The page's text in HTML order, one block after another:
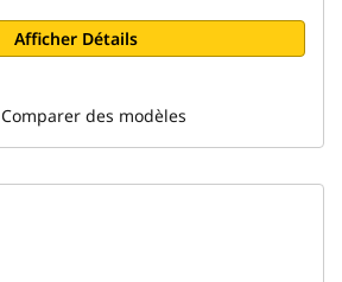
Afficher Détails
Comparer des modèles